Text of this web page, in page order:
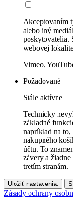
Akceptovaním
alebo iný
poskytovatelia.
webovej
Vimeo,
Požadované
Stále aktívne
Technicky
základné
napríklad na
nákupného
účtu. To
závery a
tretím stranám.
Uložiť nastavenia.
Zásady ochrany